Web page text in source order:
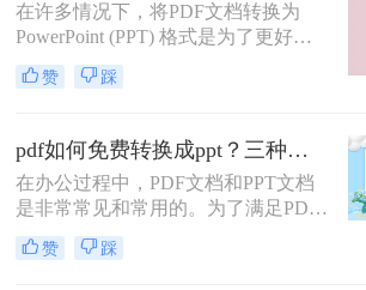
在许多情况下，将PDF文档转换为
PowerPoint (PPT) 格式是为了更好地
编辑内容、添加动态效果或进行演
示。虽然直接将PDF转换为PPT并不
和服务，我们可以较为轻松地完成这
一转换。那么如何将pdf转换成ppt
呢？以下是几种将PDF转换为PPT的
有效方法。
赞 踩
pdf如何免费转换成ppt？三种不错的解决方法！
在办公过程中，PDF文档和PPT文档
是非常常见和常用的。为了满足PDF
文件的使用需求，我们经常需要将
PDF文件转换为PPT文件。如果将
赞 踩